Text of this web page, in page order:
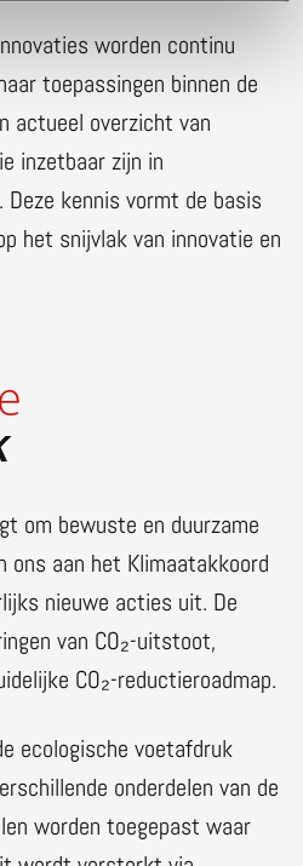
worden continu
toepassingen binnen de
actueel overzicht van
inzetbaar zijn in
kennis vormt de basis
het snijvlak van innovatie en
om bewuste en duurzame
ons aan het Klimaatakkoord
nieuwe acties uit. De
van CO₂-uitstoot,
CO₂-reductieroadmap.
ecologische voetafdruk
onderdelen van de
worden toegepast waar